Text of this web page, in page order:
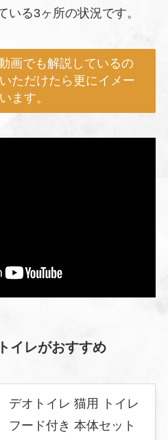
いる3ヶ所の状況です。
画でも解説しているの
ただけたら更にイメー
ます。
イレがおすすめ
デオトイレ 猫用 トイレ
フード付き 本体セット